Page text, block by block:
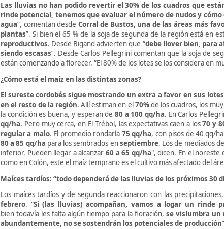
Las lluvias no han podido revertir el 30% de los cuadros que
rinde potencial, tenemos que evaluar el número de nudos y
agua”, comentan desde Corral de Bustos, una de las áreas más
plantas”. Si bien el 65 % de la soja de segunda de la región está en
reproductivos. Desde Bigand advierten que “debe llover bien, para
siendo escasas”. Desde Carlos Pellegrini comentan que la soja de
están comenzando a florecer. “El 80% de los lotes se los considera en
¿Cómo está el maíz en las distintas zonas?
El sureste cordobés sigue mostrando un extra a favor en sus
en el resto de la región. Allí estiman en el70%de los cuadros, los
la condición es buena, y esperan de 80 a 100 qq/ha. En Carlos
qq/ha. Pero muy cerca, en El Trébol, las expectativas caen a los70 y
regular a malo. El promedio rondaría 75 qq/ha, con pisos de 40 qq/
80 a 85 qq/ha para los sembrados enseptiembre. Los de mediados
inferior. Pueden llegar a alcanzar 60 a 65 qq/ha", dicen. En el noreste
como en Colón, este el maíz temprano es el cultivo más afectado del
Maíces tardíos: “todo dependerá de las lluvias de los próximos 30
Los maíces tardíos y de segunda reaccionaron con las
febrero. "Si (las lluvias) acompañan, vamos a logar un rinde
bien todavía les falta algún tiempo para la floración, se vislumbra un
abundantemente, no se sostendrán los potenciales de producción